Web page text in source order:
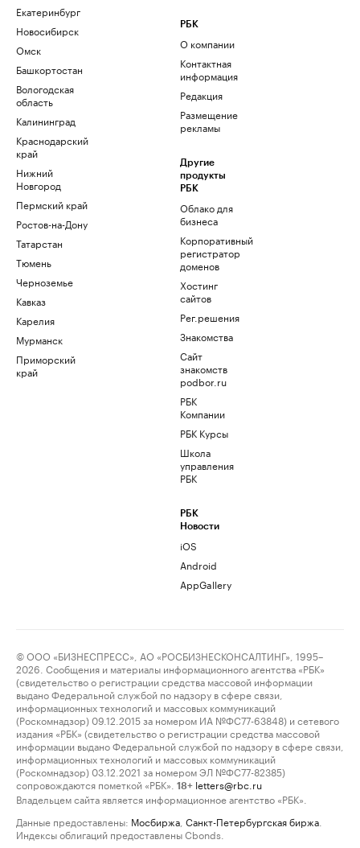
Екатеринбург
Новосибирск
Омск
Башкортостан
Вологодская
область
Калининград
Краснодарский
край
Нижний
Новгород
Пермский край
Ростов-на-Дону
Татарстан
Тюмень
Черноземье
Кавказ
Карелия
Мурманск
Приморский
край
РБК
О компании
Контактная
информация
Редакция
Размещение
рекламы
Другие
продукты
РБК
Облако для
бизнеса
Корпоративный
регистратор
доменов
Хостинг
сайтов
Рег.решения
Знакомства
Сайт
знакомств
podbor.ru
РБК
Компании
РБК Курсы
Школа
управления
РБК
РБК
Новости
iOS
Android
AppGallery
© ООО «БИЗНЕСПРЕСС», АО «РОСБИЗНЕСКОНСАЛТИНГ», 1995–
2026. Сообщения и материалы информационного агентства «РБК»
(свидетельство о регистрации средства массовой информации
выдано Федеральной службой по надзору в сфере связи,
информационных технологий и массовых коммуникаций
(Роскомнадзор) 09.12.2015 за номером ИА №ФС77-63848) и сетевого
издания «РБК» (свидетельство о регистрации средства массовой
информации выдано Федеральной службой по надзору в сфере связи,
информационных технологий и массовых коммуникаций
(Роскомнадзор) 03.12.2021 за номером ЭЛ №ФС77-82385)
сопровождаются пометкой «РБК».
18+ letters@rbc.ru
Владельцем сайта является информационное агентство «РБК».
Данные предоставлены: Мосбиржа Санкт-Петербургская биржа
Индексы облигаций предоставлены Cbonds.